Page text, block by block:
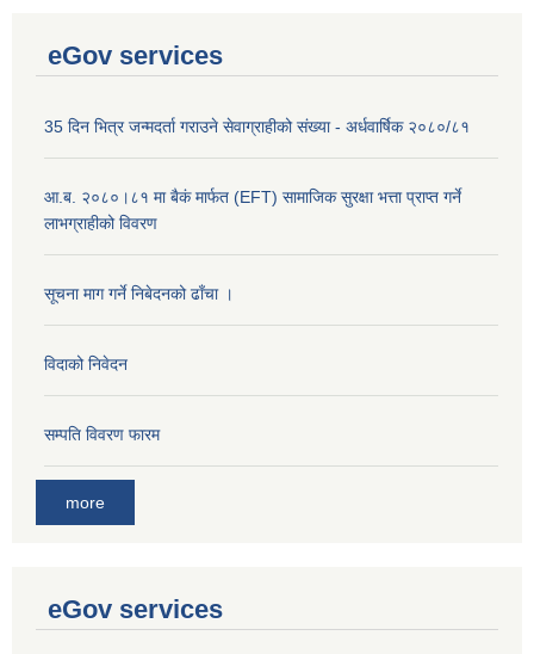
eGov services
35 दिन भित्र जन्मदर्ता गराउने सेवाग्राहीको संख्या - अर्धवार्षिक २०८०/८१
आ.ब. २०८०।८१ मा बैकं मार्फत (EFT) सामाजिक सुरक्षा भत्ता प्राप्त गर्ने
लाभग्राहीको विवरण
सूचना माग गर्ने निबेदनको ढाँचा ।
विदाको निवेदन
सम्पति विवरण फारम
more
eGov services